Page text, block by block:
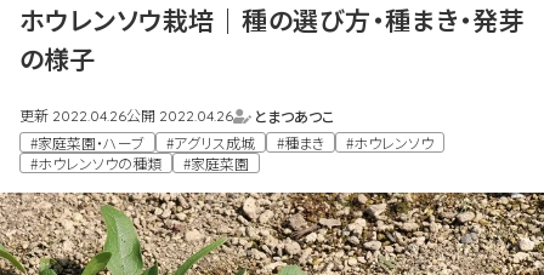
ホウレンソウ栽培｜種の選び方・種まき・発芽
の様子
更新 2022.04.26公開 2022.04.26
とまつあつこ
#家庭菜園・ハーブ
#アグリス成城 #種まき
#ホウレンソウ
#ホウレンソウの種類
#家庭菜園